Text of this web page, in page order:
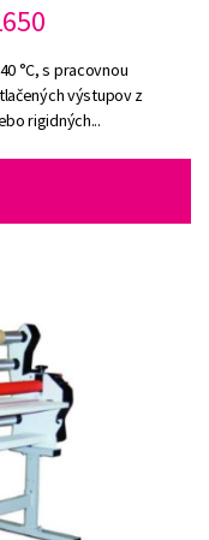
°C, s pracovnou
výstupov z
rigidných...